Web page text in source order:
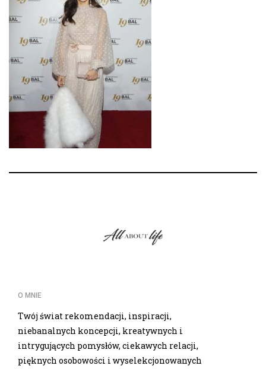
O MNIE
Twój świat rekomendacji, inspiracji,
niebanalnych koncepcji, kreatywnych i
intrygujących pomysłów, ciekawych relacji,
pięknych osobowości i wyselekcjonowanych